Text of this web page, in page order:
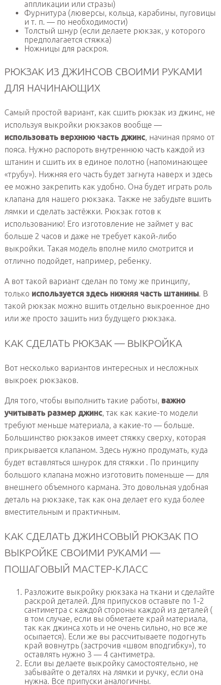
аппликации или стразы)
Фурнитура (люверсы, кольца, карабины, пуговицы
и т. п. — по необходимости)
Толстый шнур (если делаете рюкзак, у которого
предполагается стяжка)
Ножницы для раскроя.
РЮКЗАК ИЗ ДЖИНСОВ СВОИМИ РУКАМИ
ДЛЯ НАЧИНАЮЩИХ
Самый простой вариант, как сшить рюкзак из джинс, не
используя выкройки рюкзаков вообще —
использовать верхнюю часть джинс, начиная прямо от
пояса. Нужно распороть внутреннюю часть каждой из
штанин и сшить их в единое полотно (напоминающее
«трубу»). Нижняя его часть будет загнута наверх и здесь
ее можно закрепить как удобно. Она будет играть роль
клапана для нашего рюкзака. Также не забудьте вшить
лямки и сделать застёжки. Рюкзак готов к
использованию! Его изготовление не займет у вас
больше 2 часов и даже не требует какой-либо
выкройки. Такая модель вполне мило смотрится и
отлично подойдет, например, ребенку.
А вот такой вариант сделан по тому же принципу,
только используется здесь нижняя часть штанины. В
такой рюкзак можно вшить отдельно выкроенное дно
или же просто зашить низ будущего рюкзака.
КАК СДЕЛАТЬ РЮКЗАК — ВЫКРОЙКА
Вот несколько вариантов интересных и несложных
выкроек рюкзаков.
Для того, чтобы выполнить такие работы, важно
учитывать размер джинс, так как какие-то модели
требуют меньше материала, а какие-то — больше.
Большинство рюкзаков имеет стяжку сверху, которая
прикрывается клапаном. Здесь нужно продумать, куда
будет вставляться шнурок для стяжки . По принципу
большого клапана можно изготовить поменьше — для
внешнего объемного кармана. Это довольная удобная
деталь на рюкзаке, так как она делает его куда более
вместительным и практичным.
КАК СДЕЛАТЬ ДЖИНСОВЫЙ РЮКЗАК ПО
ВЫКРОЙКЕ СВОИМИ РУКАМИ —
ПОШАГОВЫЙ МАСТЕР-КЛАСС
Разложите выкройку рюкзака на ткани и сделайте
раскрой деталей. Для припусков оставьте по 1-2
сантиметра с каждой стороны каждой из деталей (
в том случае, если вы обметаете край материала,
так как джинса хоть и не очень сильно, но все же
осыпается). Если же вы рассчитываете подогнуть
край вовнутрь (застрочив «швом вподгибку»), то
оставлять нужно 3 — 4 сантиметра.
Если вы делаете выкройку самостоятельно, не
забывайте о деталях на лямки и ручку, если она
нужна. Все припуски аналогичны.